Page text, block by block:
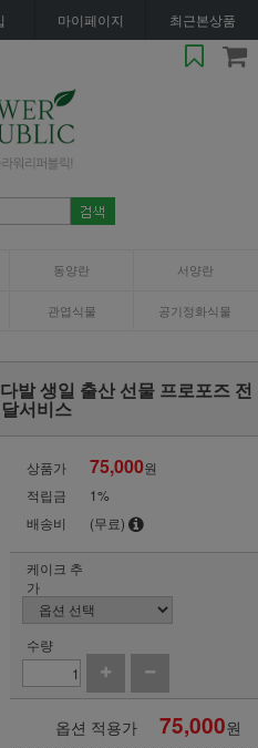
마이페이지 최근본상품
동양란 서양란
관엽식물 공기정화식물
발 생일 출산 선물 프로포즈 전
서비스
상품가 75,000원
적립금
1%
배송비
(무료)
케이크 추
가
수량
옵션 적용가 75,000원